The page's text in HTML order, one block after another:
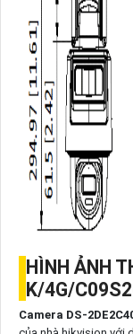
HÌNH ẢNH
K/4G/
Camera DS-